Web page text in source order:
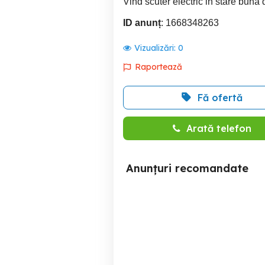
ID anunț: 1668348263
Vizualizări: 0
Raportează
Fă ofertă
Arată telefon
Anunțuri recomandate